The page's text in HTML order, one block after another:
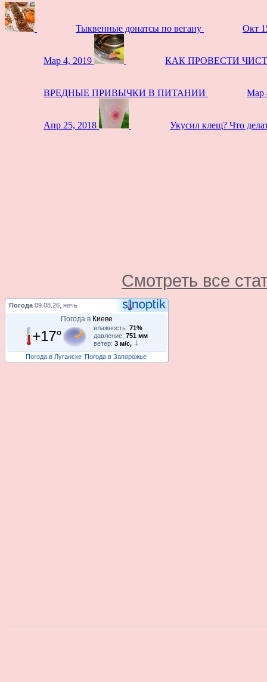
Тыквенные донатсы по вегану Окт
Мар 4, 2019 КАК ПРОВЕСТИ
ВРЕДНЫЕ ПРИВЫЧКИ В ПИТАНИИ Мар
Апр 25, 2018 Укусил клещ? Что
Смотреть все
Погода 09.08.26, ночь
Погода в Киеве
+17° влажность: 71%
давление: 751 мм
ветер: 3 м/с,
Погода в Луганске
Погода в Запорожье